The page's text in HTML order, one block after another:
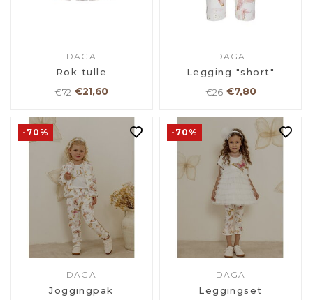
DAGA
Rok tulle
€72 €21,60
DAGA
Legging "short"
€26 €7,80
-70%
DAGA
Joggingpak
-70%
DAGA
Leggingset